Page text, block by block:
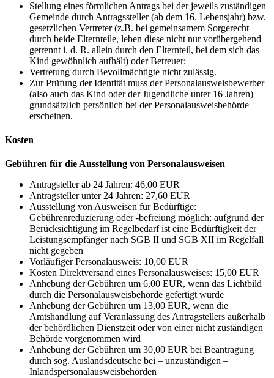
Stellung eines förmlichen Antrags bei der jeweils zuständigen
Gemeinde durch Antragssteller (ab dem 16. Lebensjahr) bzw.
gesetzlichen Vertreter (z.B. bei gemeinsamem Sorgerecht
durch beide Elternteile, leben diese nicht nur vorübergehend
getrennt i. d. R. allein durch den Elternteil, bei dem sich das
Kind gewöhnlich aufhält) oder Betreuer;
Vertretung durch Bevollmächtigte nicht zulässig.
Zur Prüfung der Identität muss der Personalausweisbewerber
(also auch das Kind oder der Jugendliche unter 16 Jahren)
grundsätzlich persönlich bei der Personalausweisbehörde
erscheinen.
Kosten
Gebühren für die Ausstellung von Personalausweisen
Antragsteller ab 24 Jahren: 46,00 EUR
Antragsteller unter 24 Jahren: 27,60 EUR
Ausstellung von Ausweisen für Bedürftige:
Gebührenreduzierung oder -befreiung möglich; aufgrund der
Berücksichtigung im Regelbedarf ist eine Bedürftigkeit der
Leistungsempfänger nach SGB II und SGB XII im Regelfall
nicht gegeben
Vorläufiger Personalausweis: 10,00 EUR
Kosten Direktversand eines Personalausweises: 15,00 EUR
Anhebung der Gebühren um 6,00 EUR, wenn das Lichtbild
durch die Personalausweisbehörde gefertigt wurde
Anhebung der Gebühren um 13,00 EUR, wenn die
Amtshandlung auf Veranlassung des Antragstellers außerhalb
der behördlichen Dienstzeit oder von einer nicht zuständigen
Behörde vorgenommen wird
Anhebung der Gebühren um 30,00 EUR bei Beantragung
durch sog. Auslandsdeutsche bei – unzuständigen –
Inlandspersonalausweisbehörden